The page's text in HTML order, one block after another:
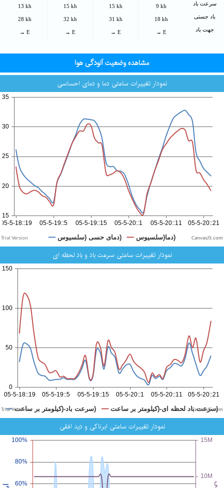
سرعت باد
باد جستی
جهت باد
9 kh
18 kh
→ E
15 kh
31 kh
→ E
15 kh
32 kh
→ E
13 kh
28 kh
→ E
مشاهده وضعیت آلودگی هوا
نمودار تغییرات ساعتی دما و دمای احساسی
CanvasJS.com
نمودار تغییرات ساعتی سرعت باد و باد لحظه ای
CanvasJS.com
نمودار تغییرات ساعتی ابرناکی و دید افقی